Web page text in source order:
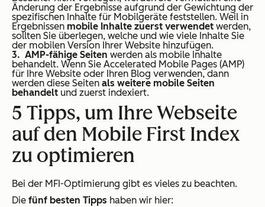
Änderung der Ergebnisse aufgrund der Gewichtung der
spezifischen Inhalte für Mobilgeräte feststellen. Weil in
Ergebnissen mobile Inhalte zuerst verwendet werden,
sollten Sie überlegen, welche und wie viele Inhalte Sie
der mobilen Version Ihrer Website hinzufügen.
AMP-fähige Seiten werden als mobile Inhalte
behandelt. Wenn Sie Accelerated Mobile Pages (AMP)
für Ihre Website oder Ihren Blog verwenden, dann
werden diese Seiten als weitere mobile Seiten
behandelt und zuerst indexiert.
5 Tipps, um Ihre Webseite
auf den Mobile First Index
zu optimieren
Bei der MFI-Optimierung gibt es vieles zu beachten.
Die fünf besten Tipps haben wir hier: